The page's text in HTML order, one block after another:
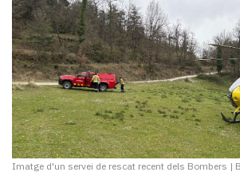
Imatge d'un servei de rescat recent dels Bombers |